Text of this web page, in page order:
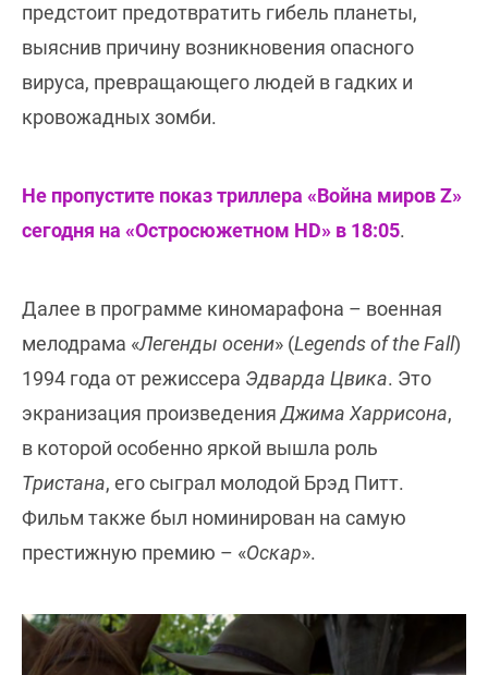
предстоит предотвратить гибель планеты,
выяснив причину возникновения опасного
вируса, превращающего людей в гадких и
кровожадных зомби.
Не пропустите показ триллера «Война миров Z»
сегодня на «Остросюжетном HD» в 18:05.
Далее в программе киномарафона – военная
мелодрама «Легенды осени» (Legends of the Fall)
1994 года от режиссера Эдварда Цвика. Это
экранизация произведенияДжима Харрисона,
в которой особенно яркой вышла роль
Тристана, его сыграл молодой Брэд Питт.
Фильм также был номинирован на самую
престижную премию – «Оскар».